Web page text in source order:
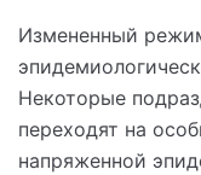
Измененный
Некоторые
переходят на
напряженной